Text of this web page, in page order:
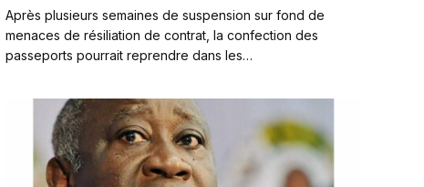
Après plusieurs semaines de suspension sur fond de
menaces de résiliation de contrat, la confection des
passeports pourrait reprendre dans les…